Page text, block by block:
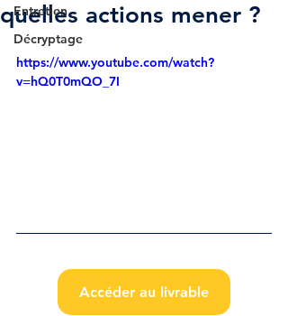
Entretien
Décryptage
quelles actions mener ?
https://www.youtube.com/watch?
v=hQ0T0mQO_7I
Accéder au livrable